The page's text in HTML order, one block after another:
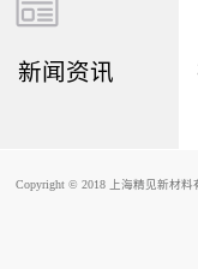
新闻资讯
Copyright © 2018 上海精见新材料